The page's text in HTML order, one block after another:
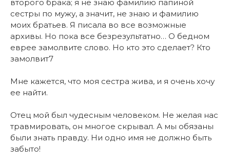
второго брака; я не знаю фамилию папиной
сестры по мужу, а значит, не знаю и фамилию
моих братьев. Я писала во все возможные
архивы. Но пока все безрезультатно… О бедном
еврее замолвите слово. Но кто это сделает? Кто
замолвит7
Мне кажется, что моя сестра жива, и я очень хочу
ее найти.
Отец мой был чудесным человеком. Не желая нас
травмировать, он многое скрывал. А мы обязаны
были знать правду. Ни одно имя не должно быть
забыто!